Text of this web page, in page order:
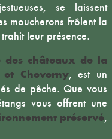
se laissent
moucherons frôlent la
trahit leur présence.
des châteaux de la
et Cheverny, est un
de pêche. Que vous
vous offrent une
préservé,